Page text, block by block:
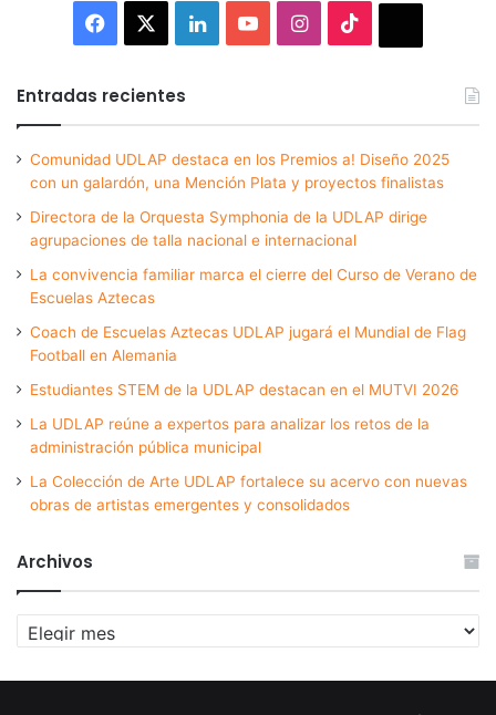
Facebook LinkedInYouTubeInstagram
Entradas recientes
Comunidad UDLAP destaca en los Premios a! Diseño 2025
con un galardón, una Mención Plata y proyectos finalistas
Directora de la Orquesta Symphonia de la UDLAP dirige
agrupaciones de talla nacional e internacional
La convivencia familiar marca el cierre del Curso de Verano de
Escuelas Aztecas
Coach de Escuelas Aztecas UDLAP jugará el Mundial de Flag
Football en Alemania
Estudiantes STEM de la UDLAP destacan en el MUTVI 2026
La UDLAP reúne a expertos para analizar los retos de la
administración pública municipal
La Colección de Arte UDLAP fortalece su acervo con nuevas
obras de artistas emergentes y consolidados
Archivos
Archivos